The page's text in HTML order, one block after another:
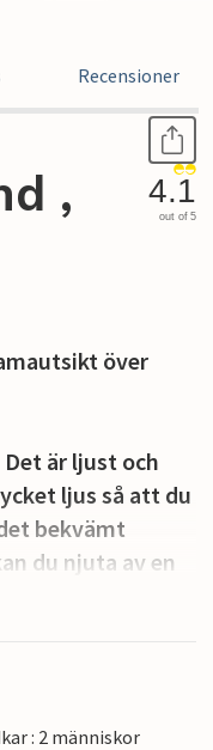
Recensioner
,
4.1
out of 5
över
är ljust och
ljus så att du
bekvämt
du njuta av en
ett glas vin
och
: 2 människor